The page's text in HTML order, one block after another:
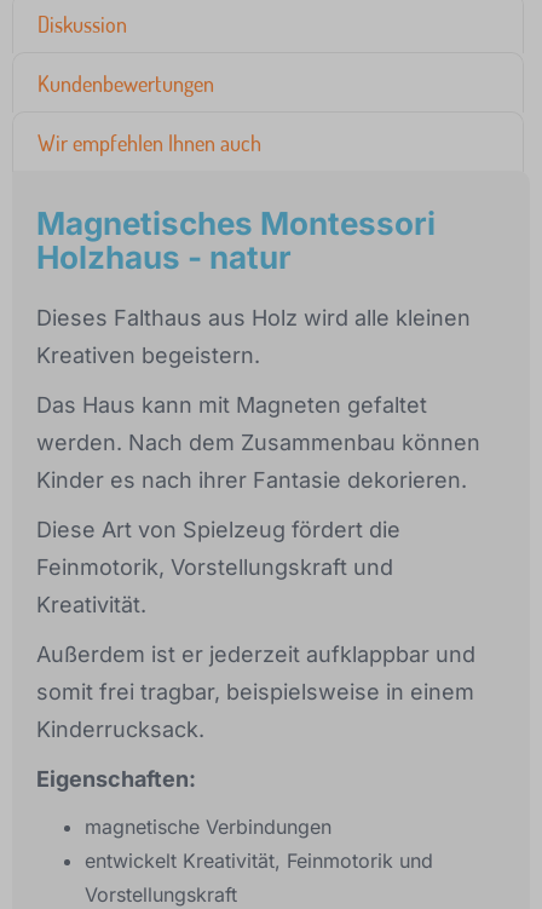
Diskussion
Kundenbewertungen
Wir empfehlen Ihnen auch
Magnetisches Montessori
Holzhaus - natur
Dieses Falthaus aus Holz wird alle kleinen
Kreativen begeistern.
Das Haus kann mit Magneten gefaltet
werden. Nach dem Zusammenbau können
Kinder es nach ihrer Fantasie dekorieren.
Diese Art von Spielzeug fördert die
Feinmotorik, Vorstellungskraft und
Kreativität.
Außerdem ist er jederzeit aufklappbar und
somit frei tragbar, beispielsweise in einem
Kinderrucksack.
Eigenschaften:
magnetische Verbindungen
entwickelt Kreativität, Feinmotorik und
Vorstellungskraft